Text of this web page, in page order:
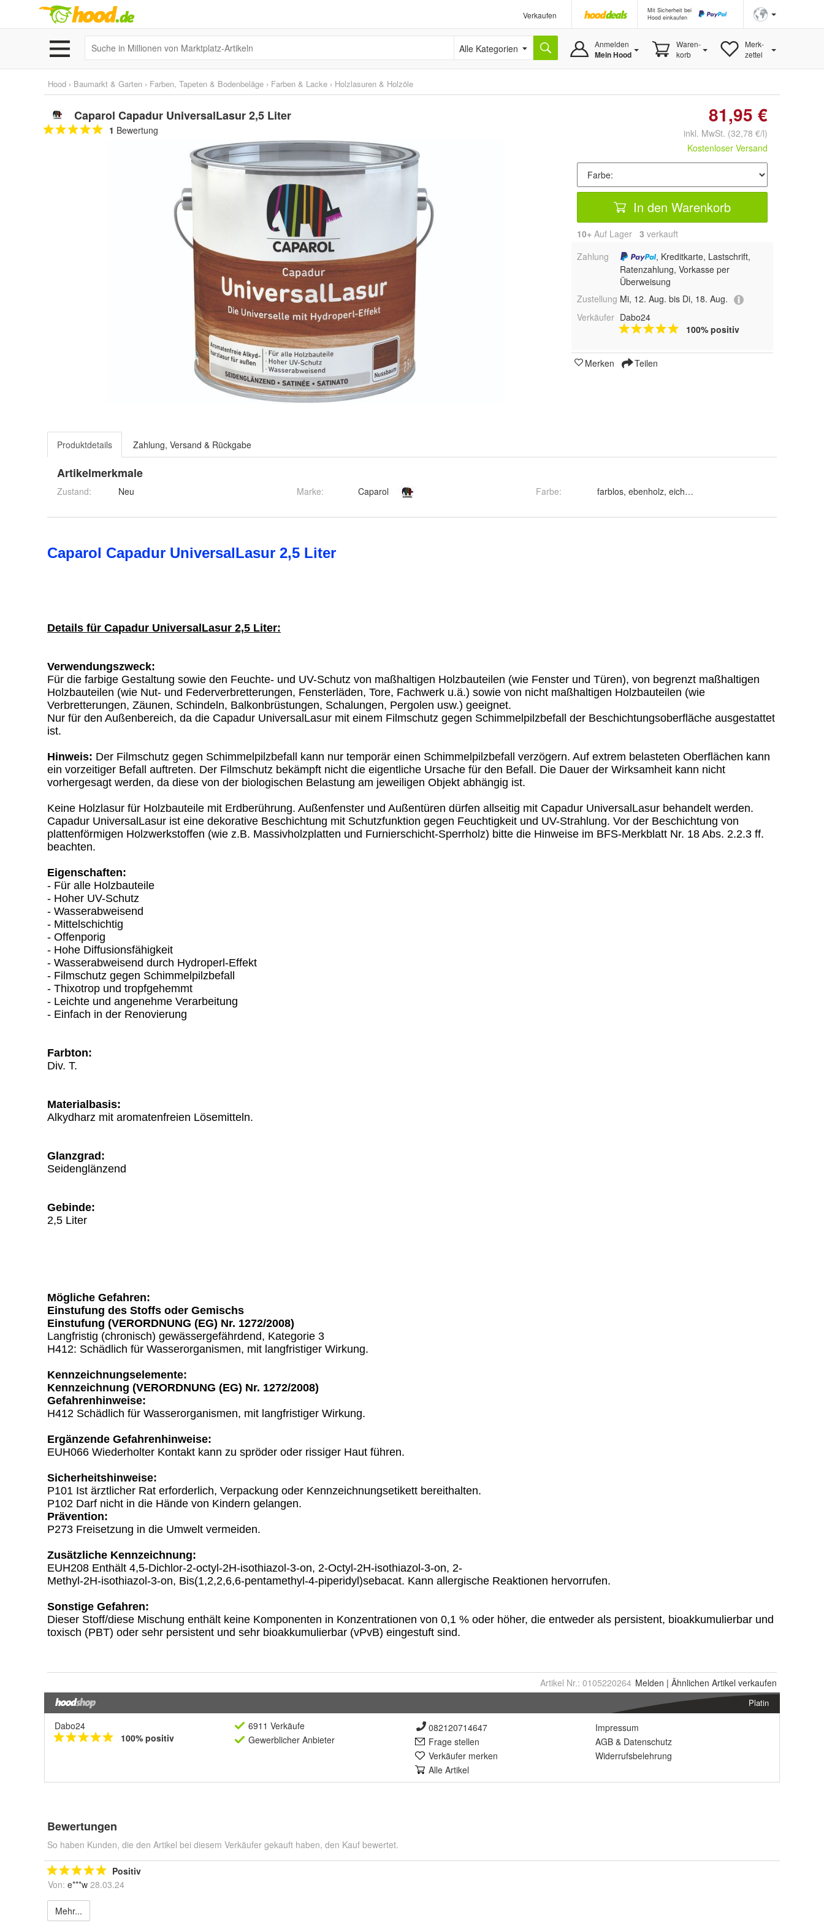
Verkaufen
Mit Sicherheit bei
Hood einkaufen
Alle Kategorien Anmelden
Mein Hood
Waren-
korb
Merk-
zettel
Hood › Baumarkt & Garten › Farben, Tapeten & Bodenbeläge › Farben & Lacke › Holzlasuren & Holzöle
Caparol Capadur UniversalLasur 2,5 Liter
1 Bewertung
81,95 €
inkl. MwSt. (32,78 €/l)
Kostenloser Versand
In den Warenkorb
10+ Auf Lager 3 verkauft
Zahlung
, Kreditkarte, Lastschrift,
Ratenzahlung, Vorkasse per
Überweisung
Zustellung Mi, 12. Aug. bis Di, 18. Aug.
Verkäufer Dabo24
100% positiv
Merken Teilen
Produktdetails Zahlung, Versand & Rückgabe
Artikelmerkmale
Zustand: Neu Marke: Caparol Farbe:
Artikel Nr.: 0105220264 Melden | Ähnlichen Artikel verkaufen
Platin
Dabo24
100% positiv
6911 Verkäufe
Gewerblicher Anbieter
082120714647
Frage stellen
Verkäufer merken
Alle Artikel
Impressum
AGB & Datenschutz
Widerrufsbelehrung
Bewertungen
So haben Kunden, die den Artikel bei diesem Verkäufer gekauft haben, den Kauf bewertet.
Positiv
Von: e***w 28.03.24
Mehr...